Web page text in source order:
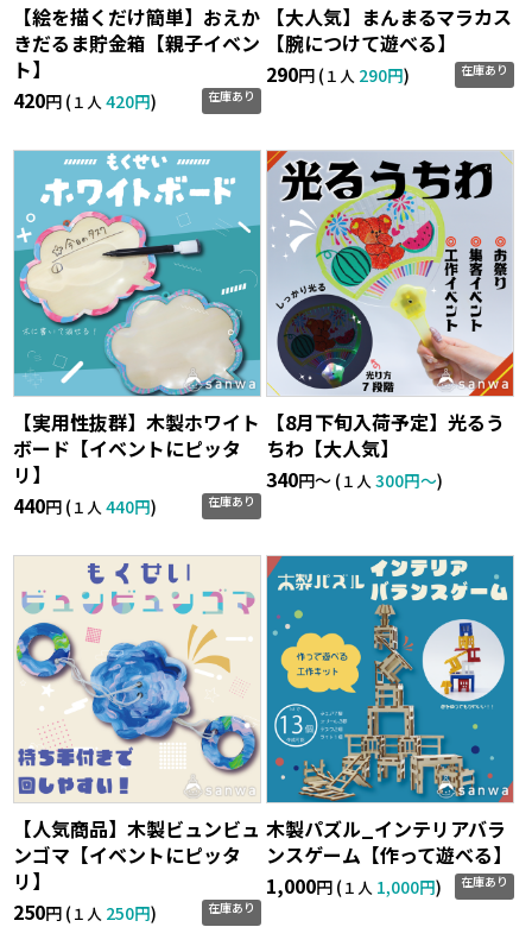
【絵を描くだけ簡単】おえか
きだるま貯金箱【親子イベン
ト】
420円 (１人420円) 在庫あり
【大人気】まんまるマラカス
【腕につけて遊べる】
290円 (１人 290円) 在庫あり
【実用性抜群】木製ホワイト
ボード【イベントにピッタ
リ】
440円 (１人440円) 在庫あり
【8月下旬入荷予定】光るう
ちわ【大人気】
340円〜 (１人300円〜)
【人気商品】木製ビュンビュ
ンゴマ【イベントにピッタ
リ】
250円 (１人 250円) 在庫あり
木製パズル_インテリアバラ
ンスゲーム【作って遊べる】
1,000円 (１人 1,000円) 在庫あり